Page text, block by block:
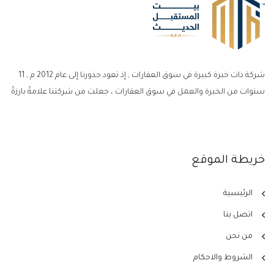
شركة ذات خبرة كبيرة في سوق العقارات , إذ تعود جذورنا إلى عام 2012 م , 11
سنوات من الخبرة والعمل في سوق العقارات ، جعلت من شركتنا علامةً بارزةً
خريطة الموقع
الرئيسية
اتصل بنا
من نحن
الشروط والاحكام